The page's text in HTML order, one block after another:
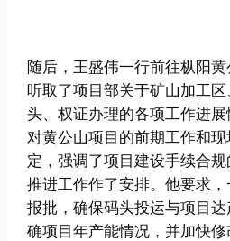
随后，王盛伟一行前往枞阳黄
听取了项目部关于矿山加工
头、权证办理的各项工作进
对黄公山项目的前期工作和
定，强调了项目建设手续合
推进工作作了安排。他要求
报批，确保码头投运与项目
确项目年产能情况，并加快